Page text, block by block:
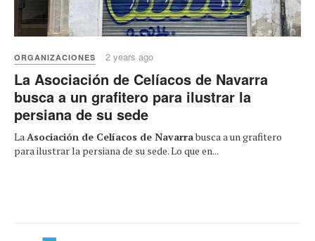
ORGANIZACIONES 2 years ago
La Asociación de Celíacos de Navarra
busca a un grafitero para ilustrar la
persiana de su sede
La Asociación de Celíacos de Navarrabusca a un grafitero
para ilustrar la persiana de su sede. Lo que en...